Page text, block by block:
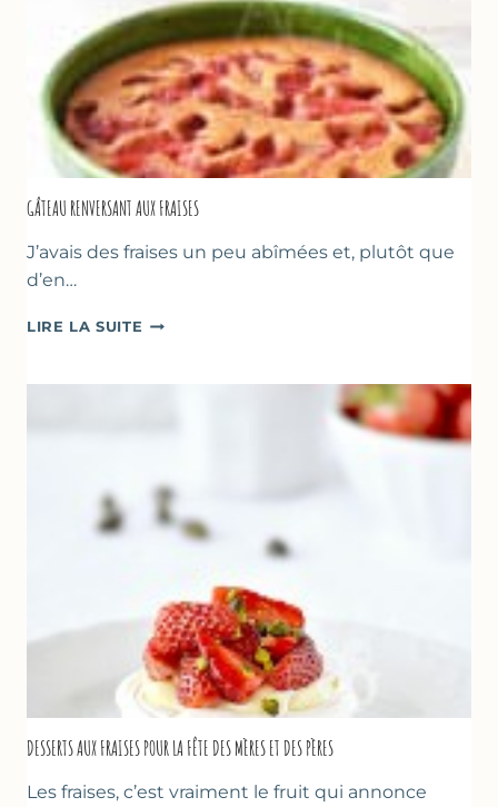
GÂTEAU RENVERSANT AUX FRAISES
J’avais des fraises un peu abîmées et, plutôt que
d’en…
LIRE LA SUITE GÂTEAU
FRAISES
DESSERTS AUX FRAISES POUR LA FÊTE DES MÈRES ET DES PÈRES
Les fraises, c’est vraiment le fruit qui annonce